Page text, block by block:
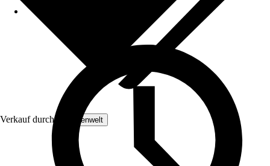
Verkauf durch: Lampenwelt